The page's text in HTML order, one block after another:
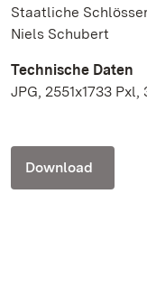
Staatliche
Niels Schubert
Technische Daten
JPG, 2551x1733 Pxl,
Download